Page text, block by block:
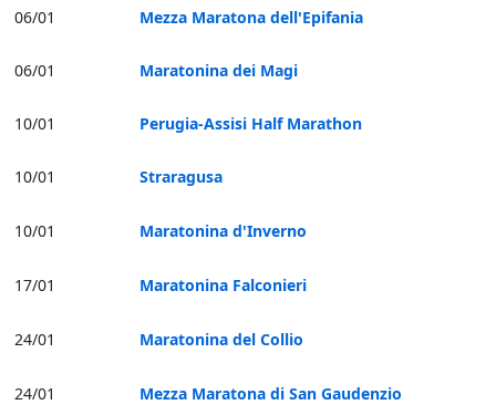
06/01 Mezza Maratona dell'Epifania
06/01 Maratonina dei Magi
10/01 Perugia-Assisi Half Marathon
10/01 Straragusa
10/01 Maratonina d'Inverno
17/01 Maratonina Falconieri
24/01 Maratonina del Collio
24/01 Mezza Maratona di San Gaudenzio